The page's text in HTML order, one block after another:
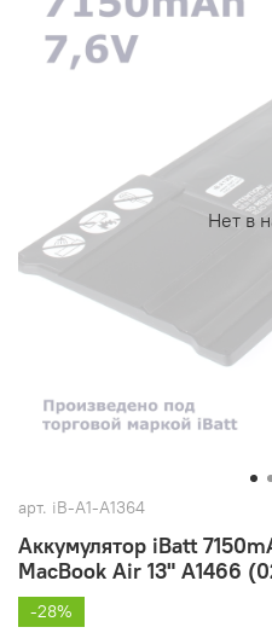
Нет в
арт. iB-A1-A1364
Аккумулятор iBatt
MacBook Air 13" A1466
-28%